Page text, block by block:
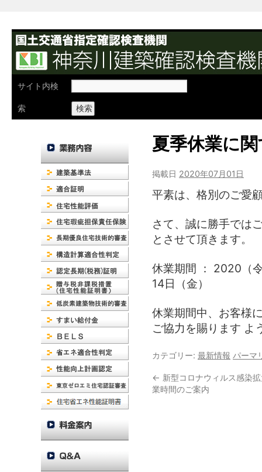
サイト内検
索 索:
夏季休業に
掲載日 2020年07月01日
平素は、格別のご愛
さて、誠に勝手では
とさせて頂きます。
休業期間 ： 2020（
14日（金）
休業期間中、お客様
ご協力を賜ります よ
カテゴリー: 最新情報 パーマ
← 新型コロナウィルス感染
業時間のご案内